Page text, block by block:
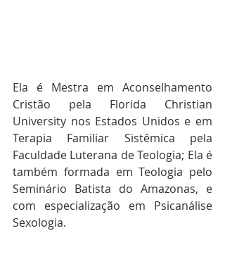
Ela é Mestra em Aconselhamento
Cristão pela Florida Christian
University nos Estados Unidos e em
Terapia Familiar Sistêmica pela
Faculdade Luterana de Teologia; Ela é
também formada em Teologia pelo
Seminário Batista do Amazonas, e
com especialização em Psicanálise
Sexologia.